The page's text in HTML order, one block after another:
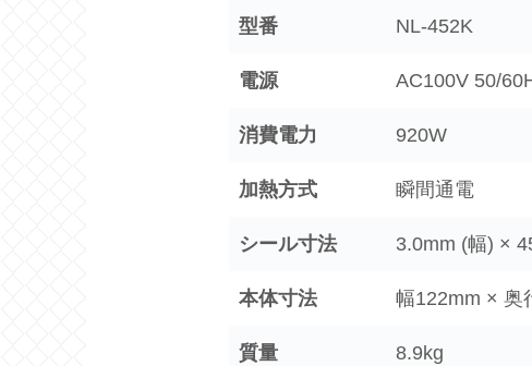
型番 NL-452K
電源 AC100V 50/
消費電力 920W
加熱方式 瞬間通電
シール寸法 3.0mm (幅) ×
本体寸法 幅122mm × 奥
質量 8.9kg